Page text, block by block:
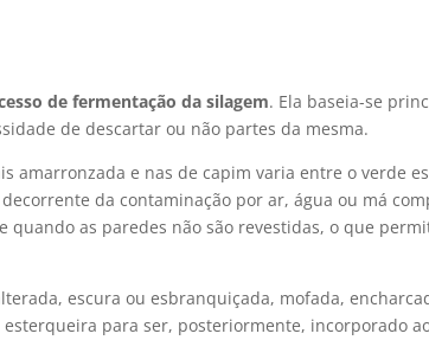
de fermentação da silagem. Ela baseia-se
de descartar ou não partes da mesma.
amarronzada e nas de capim varia entre o verde
da contaminação por ar, água ou má
as paredes não são revestidas, o que
escura ou esbranquiçada, mofada,
para ser, posteriormente, incorporado